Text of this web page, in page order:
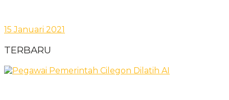
15 Januari 2021
TERBARU